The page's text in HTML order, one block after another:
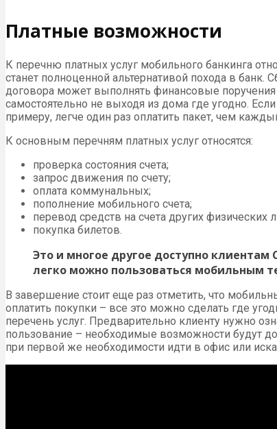
Платные возможности
К перечню платных услуг мобильного банкинга
станет полноценной альтернативой похода в
договора может выполнять финансовые поручения
самостоятельно не выходя из дома где угодно.
примеру, легче один раз оплатить пакет, чем
К основным перечням платных услуг относятся:
проверка состояния счета;
запрос движения по счету;
оплата коммунальных;
пополнение мобильного счета;
перевод средств на счета других физических
покупка билетов.
Это и многое другое доступно
легко можно пользоваться мобильным
В завершение стоит еще раз отметить, что
оплатить покупки – все это можно сделать где
перечень услуг. Предварительно клиенту нужно
пользование – необходимые возможности будут
при первой же необходимости идти в офис или